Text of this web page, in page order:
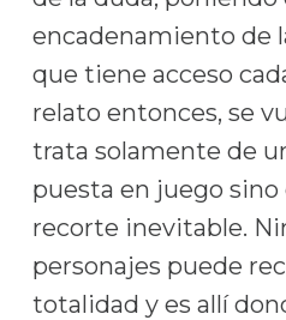
encadenamiento de
que tiene acceso
relato entonces, se
trata solamente de
puesta en juego
recorte inevitable.
personajes puede
totalidad y es allí